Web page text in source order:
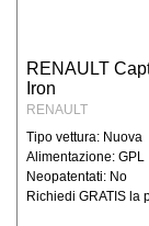
RENAULT
Iron
RENAULT
Tipo vettura: Nuova
Alimentazione: GPL
Neopatentati: No
Richiedi GRATIS la